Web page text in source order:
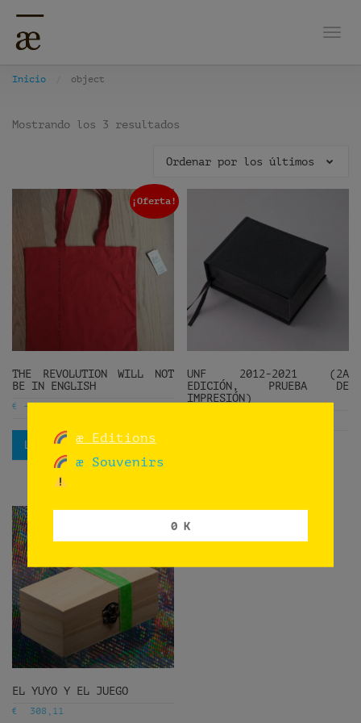
Inicio object
Mostrando los 3 resultados
Ordenar por los últimos
¡Oferta!
THE REVOLUTION WILL NOT
BE IN ENGLISH
€ 55,00 € 27,50 (inc. IVA)
Leer más
UNF 2012-2021 (2A
EDICIÓN, PRUEBA DE
IMPRESIÓN)
EL YUYO Y EL JUEGO
€ 308,11
æ Editions
æ Souvenirs
0 K